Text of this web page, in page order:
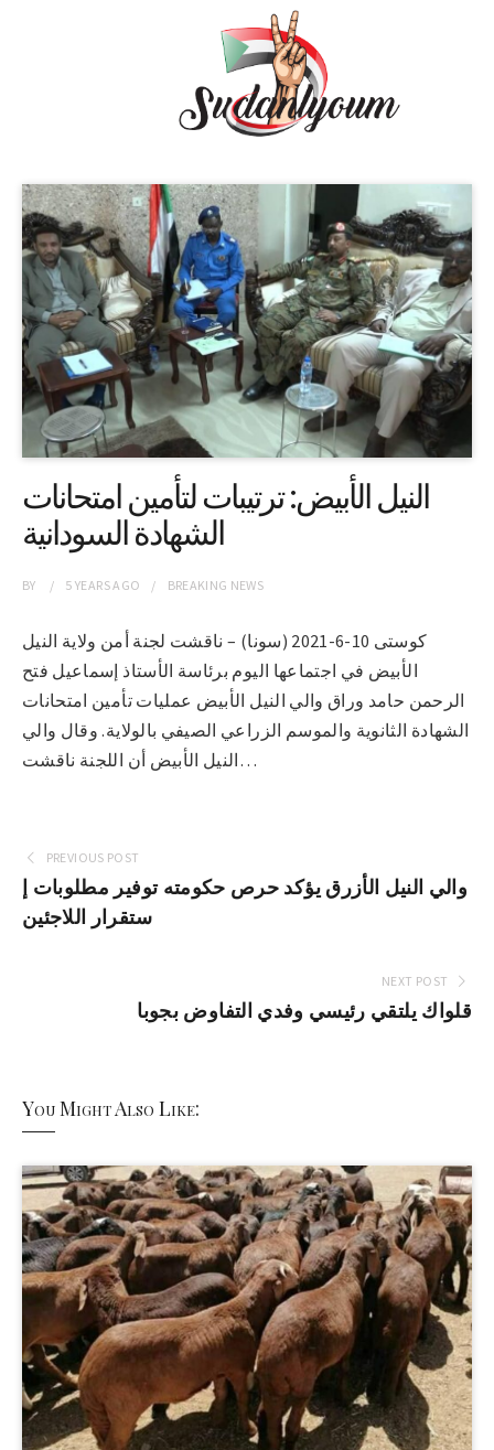
النيل الأبيض: ترتيبات لتأمين امتحانات
الشهادة السودانية
BY 5 YEARSAGO BREAKING NEWS
كوستى 10-6-2021 (سونا) – ناقشت لجنة أمن ولاية النيل
الأبيض في اجتماعها اليوم برئاسة الأستاذ إسماعيل فتح
الرحمن حامد وراق والي النيل الأبيض عمليات تأمين امتحانات
الشهادة الثانوية والموسم الزراعي الصيفي بالولاية. وقال والي
النيل الأبيض أن اللجنة ناقشت…
PREVIOUS POST
والي النيل الأزرق يؤكد حرص حكومته توفير مطلوبات إ
ستقرار اللاجئين
NEXT POST
قلواك يلتقي رئيسي وفدي التفاوض بجوبا
You Might Also Like: